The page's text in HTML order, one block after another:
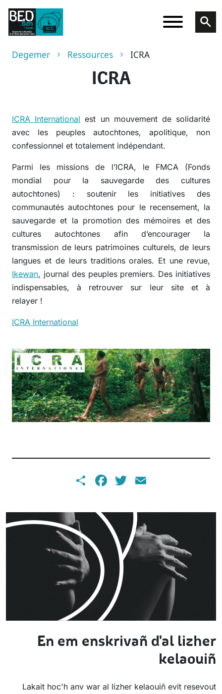
Skip to main content
Breadcrumb
Degemer Ressources ICRA
ICRA
ICRA International est un mouvement de solidarité
avec les peuples autochtones, apolitique, non
confessionnel et totalement indépendant.
Parmi les missions de l’ICRA, le FMCA (Fonds
mondial pour la sauvegarde des cultures
autochtones) : soutenir les initiatives des
communautés autochtones pour le recensement, la
sauvegarde et la promotion des mémoires et des
cultures autochtones afin d’encourager la
transmission de leurs patrimoines culturels, de leurs
langues et de leurs traditions orales. Et une revue,
Ikewan, journal des peuples premiers. Des initiatives
indispensables, à retrouver sur leur site et à
relayer !
ICRA International
ShareFacebook
Twitter
En em enskrivañ d'al lizher
kelaouiñ
Lakait hoc'h anv war al lizher kelaouiñ evit resevout